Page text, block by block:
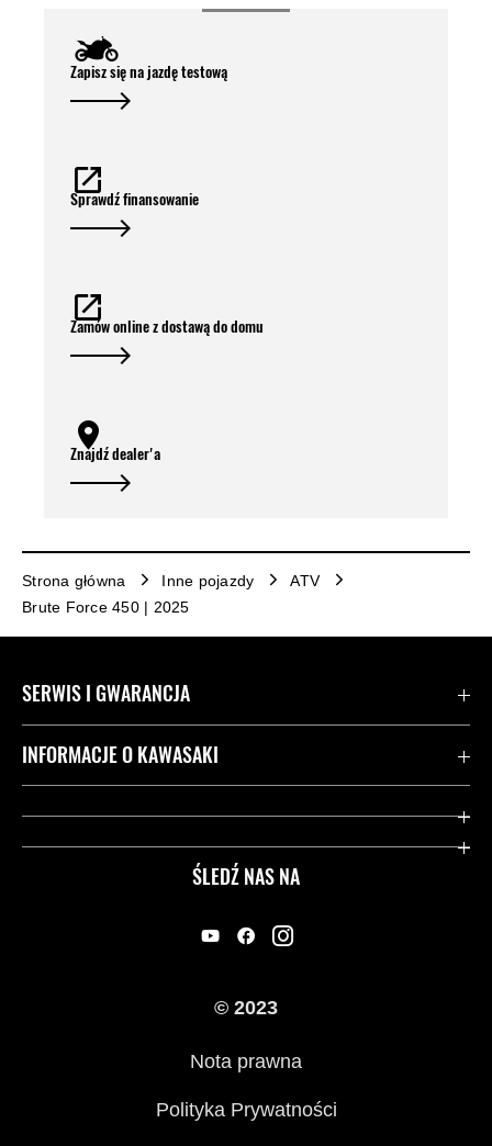
Zapisz się na jazdę testową
Sprawdź finansowanie
Zamów online z dostawą do domu
Znajdź dealer'a
Strona główna Inne pojazdy
ATV
Brute Force 450 | 2025
ŚLEDŹ NAS NA
SERWIS I GWARANCJA
Kontakt
Przydatne strony
INFORMACJE O KAWASAKI
Dziedzictwo Kawasaki
© 2023
Nota prawna
Polityka Prywatności